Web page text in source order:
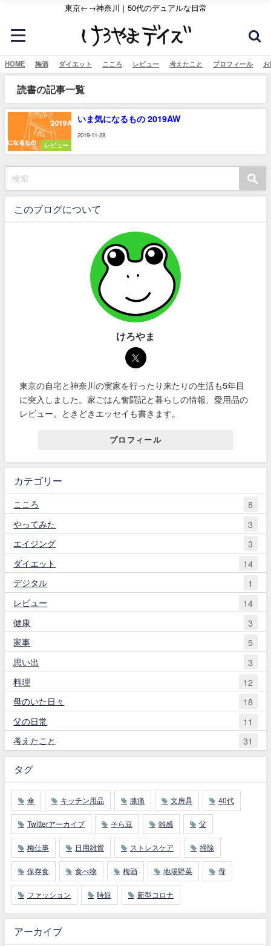
東京←→神奈川｜50代のデュアルな日常
HOME 梅酒 ダイエット こころ レビュー 考えたこと プロフィール
読書の記事一覧
レビュー
いま気になるもの 2019AW
2019-11-28
このブログについて
けろやま
東京の自宅と神奈川の実家を行ったり来たりの生活も5年目
に突入しました。家ごはん奮闘記と暮らしの情報、愛用品の
レビュー。ときどきエッセイも書きます。
プロフィール
カテゴリー
こころ
8
やってみた
3
エイジング
3
ダイエット
14
デジタル
1
レビュー
14
健康
3
家事
5
思い出
3
料理
12
母のいた日々
18
父の日常
11
考えたこと
31
タグ
傘 キッチン用品 膝痛 文房具 40代
Twitterアーカイブ そら豆 雑感 父
梅仕事 日用雑貨 ストレスケア 掃除
保存食 食べ物 梅酒 地場野菜 母
ファッション 時短 新型コロナ
アーカイブ